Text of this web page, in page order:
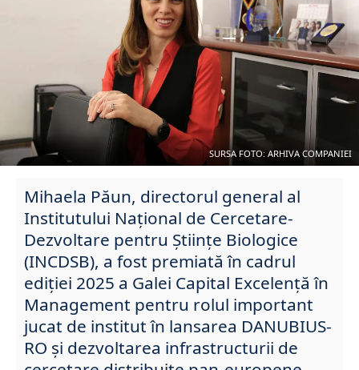
SURSA FOTO: ARHIVA COMPANIEI
Mihaela Păun, directorul general al
Institutului Național de Cercetare-
Dezvoltare pentru Științe Biologice
(INCDSB), a fost premiată în cadrul
ediției 2025 a Galei Capital Excelență în
Management pentru rolul important
jucat de institut în lansarea DANUBIUS-
RO și dezvoltarea infrastructurii de